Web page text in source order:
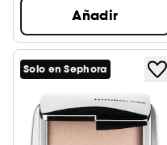
Añadir
Solo en Sephora